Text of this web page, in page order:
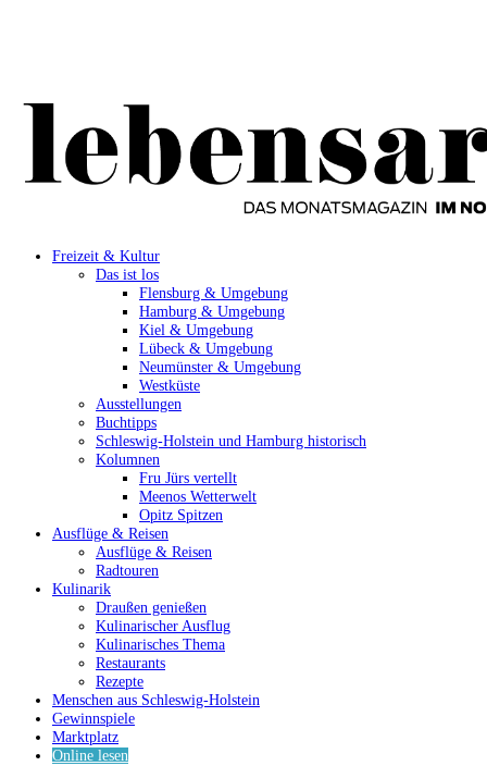
Freizeit & Kultur
Das ist los
Flensburg & Umgebung
Hamburg & Umgebung
Kiel & Umgebung
Lübeck & Umgebung
Neumünster & Umgebung
Westküste
Ausstellungen
Buchtipps
Schleswig-Holstein und Hamburg historisch
Kolumnen
Fru Jürs vertellt
Meenos Wetterwelt
Opitz Spitzen
Ausflüge & Reisen
Ausflüge & Reisen
Radtouren
Kulinarik
Draußen genießen
Kulinarischer Ausflug
Kulinarisches Thema
Restaurants
Rezepte
Menschen aus Schleswig-Holstein
Gewinnspiele
Marktplatz
Online lesen